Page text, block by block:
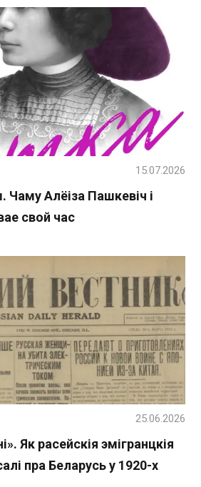
Чаму Алёіза Пашкевіч і
свой час
15.07.2026
Як расейскія эмігранцкія
пра Беларусь у 1920-х
25.06.2026